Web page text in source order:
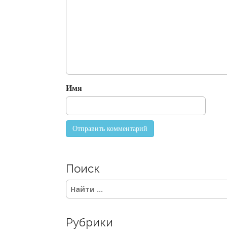
o
n
Имя
Поиск
S
e
c
Рубрики